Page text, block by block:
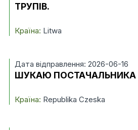
ТРУПІВ.
Країна: Litwa
Дата відправлення: 2026-06-16
ШУКАЮ ПОСТАЧАЛЬНИКА
Країна: Republika Czeska